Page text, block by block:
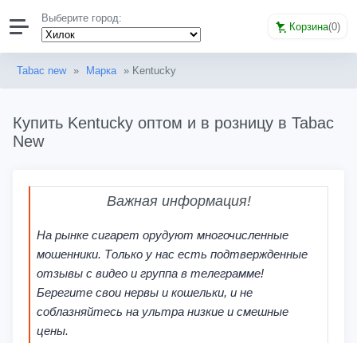
Выберите город:
Корзина(0)
Tabac new » Марка » Kentucky
Купить Kentucky оптом и в розницу в Tabac
New
Важная информация!
На рынке сигарет орудуют многочисленные
мошенники. Только у нас есть подтвержденные
отзывы с видео и группа в телеграмме!
Берегите свои нервы и кошельки, и не
соблазняйтесь на ультра низкие и смешные
цены.